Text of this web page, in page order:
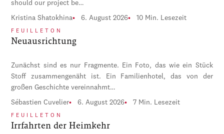
should our project be…
Kristina Shatokhina 6. August 2026 10 Min. Lesezeit
FEUILLETON
Neuausrichtung
Zunächst sind es nur Fragmente. Ein Foto, das wie ein Stück
Stoff zusammengenäht ist. Ein Familienhotel, das von der
großen Geschichte vereinnahmt…
Sébastien Cuvelier 6. August 2026 7 Min. Lesezeit
FEUILLETON
Irrfahrten der Heimkehr